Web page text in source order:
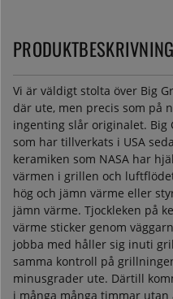
PRODUKTBESKRIVNING
Vi är väldigt stolta över Big
där ute, men precis som på
ingenting slår originalet. Big
som har tillverkats i USA
keramiken som NASA har
värmen i grillen och
hög och jämn värme eller
jämn värme. Tjockleken på
värme sticker genom
jobba med håller sig inuti
samma kontroll på
minusgrader ute. Därtill
i många många timmar